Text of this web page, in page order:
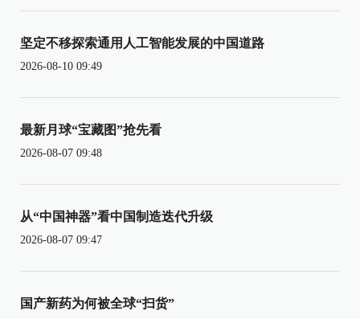
坚定不移探索通用人工智能发展的中国道路
2026-08-10 09:49
最新月球“宝藏图”抢先看
2026-08-07 09:48
从“中国神器”看中国制造迭代升级
2026-08-07 09:47
国产新药为何被全球“扫货”